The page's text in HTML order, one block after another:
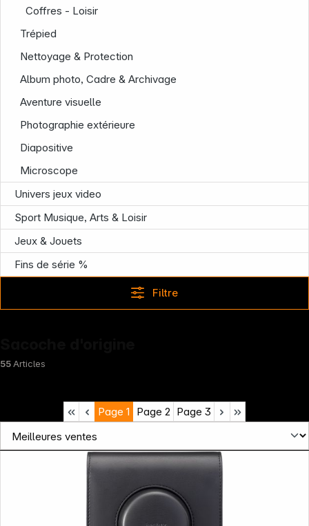
Coffres - Loisir
Trépied
Nettoyage & Protection
Album photo, Cadre & Archivage
Aventure visuelle
Photographie extérieure
Diapositive
Microscope
Univers jeux video
Sport Musique, Arts & Loisir
Jeux & Jouets
Fins de série %
Filtre
55 Articles
Page 1 Page 2 Page 3
Infoterminal